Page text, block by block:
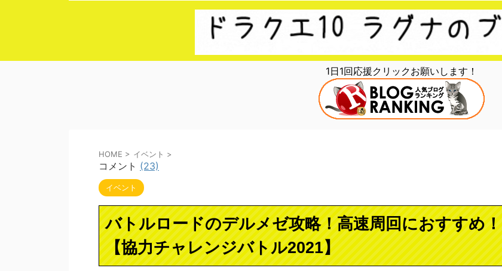
1日1回応援クリックお願いします！
HOME > イベント >
コメント (23)
イベント
バトルロードのデルメゼ攻略！高速周回におすすめ！
【協力チャレンジバトル2021】